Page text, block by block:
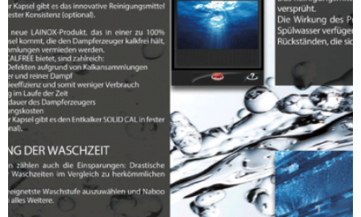
Regenerierenheißt Qualitätssicherung durch ein perfektes
Finish, einfach auf dem "Punkt" gebracht!
Garen bei Nacht - 24 Stunden Garen - Delta T Garen